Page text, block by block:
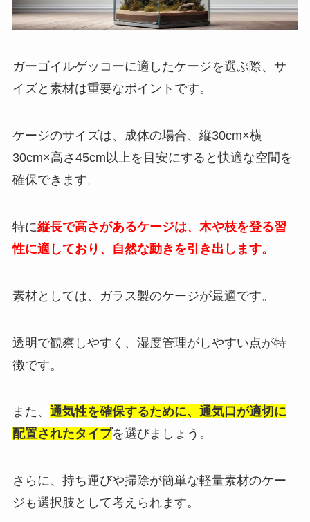
ガーゴイルゲッコーに適したケージを選ぶ際、サ
イズと素材は重要なポイントです。
ケージのサイズは、成体の場合、縦30cm×横
30cm×高さ45cm以上を目安にすると快適な空間を
確保できます。
特に縦長で高さがあるケージは、木や枝を登る習
性に適しており、自然な動きを引き出します。
素材としては、ガラス製のケージが最適です。
透明で観察しやすく、湿度管理がしやすい点が特
徴です。
また、 通気性を確保するために、通気口が適切に
配置されたタイプを選びましょう。
さらに、持ち運びや掃除が簡単な軽量素材のケー
ジも選択肢として考えられます。